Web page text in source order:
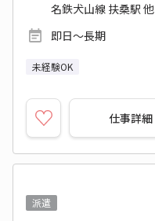
名鉄犬山線 扶桑駅 他
即日～長期
未経験OK
仕事詳細
派遣